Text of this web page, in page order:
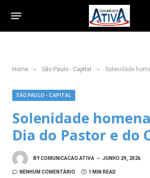
Home » São Paulo - Capital » Solenidade homenageia
SÃO PAULO - CAPITAL
Solenidade
Dia do Pastor e do
BYCOMUNICACAO ATIVA JUNHO 29, 2026
NENHUM COMENTÁRIO 1 MIN READ